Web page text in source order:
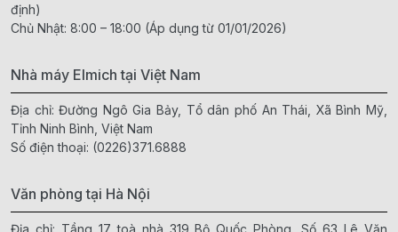
định)
Chủ Nhật: 8:00 – 18:00 (Áp dụng từ 01/01/2026)
Nhà máy Elmich tại Việt Nam
Địa chỉ: Đường Ngô Gia Bảy, Tổ dân phố An Thái, Xã Bình Mỹ,
Tỉnh Ninh Bình, Việt Nam
Số điện thoại: (0226)371.6888
Văn phòng tại Hà Nội